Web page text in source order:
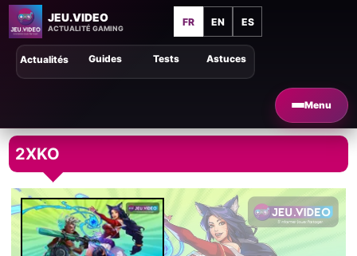
JEU.VIDEO
ACTUALITÉ GAMING
FR EN ES
Menu
Astuces
Guides Tests
Actualités
2XKO